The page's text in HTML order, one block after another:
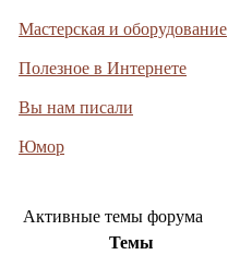
Мастерская и оборудование
Полезное в Интернете
Вы нам писали
Юмор
Активные темы форума
Темы